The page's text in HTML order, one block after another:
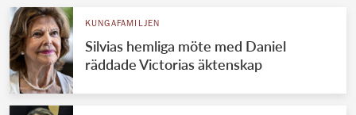
KUNGAFAMILJEN
Silvias hemliga möte med Daniel
räddade Victorias äktenskap